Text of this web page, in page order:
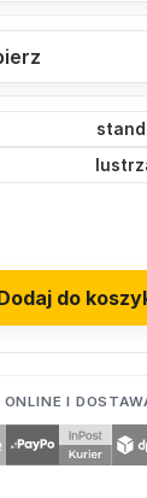
do
I